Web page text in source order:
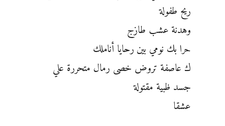
ريح طفولة
وهدنة عشب طازج
حرا بك نومي بين رحايا أناملك
ك عاصفة تروض خصى رمال متحررة علي
جسد ظبية مقتولة
عشقا